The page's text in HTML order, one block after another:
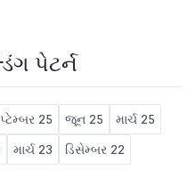
પેટર્ન
25 જૂન 25
માર્ચ 25
માર્ચ 23
ડિસેમ્બર 22